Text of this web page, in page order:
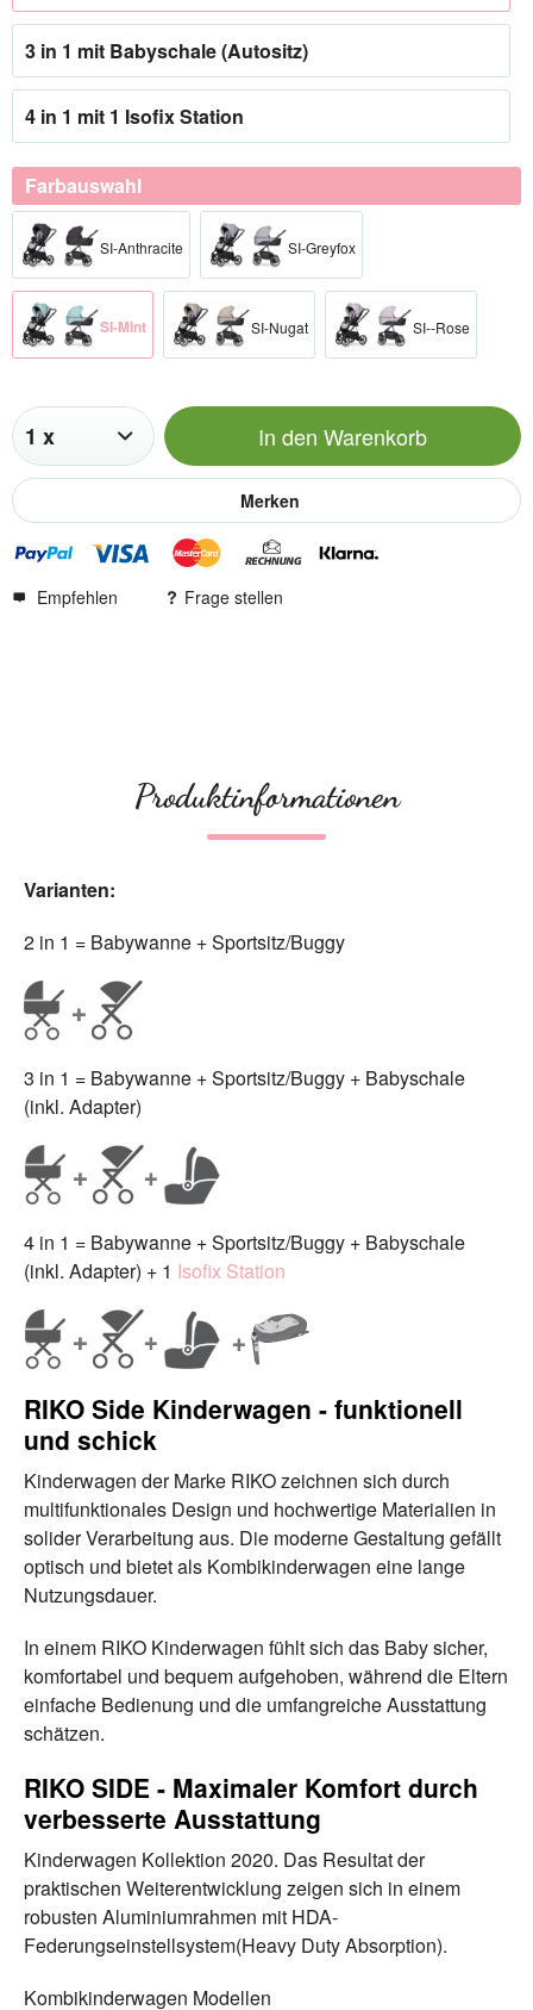
3 in 1 mit Babyschale (Autositz)
4 in 1 mit 1 Isofix Station
Farbauswahl
SI-Anthracite SI-Greyfox
SI-Mint SI-Nugat SI--Rose
In den Warenkorb
Merken
Empfehlen Frage stellen
Produktinformationen
Varianten:
2 in 1 = Babywanne + Sportsitz/Buggy
3 in 1 = Babywanne + Sportsitz/Buggy + Babyschale
(inkl. Adapter)
4 in 1 = Babywanne + Sportsitz/Buggy + Babyschale
(inkl. Adapter) + 1 Isofix Station
RIKO Side Kinderwagen - funktionell
und schick
Kinderwagen der Marke RIKO zeichnen sich durch
multifunktionales Design und hochwertige Materialien in
solider Verarbeitung aus. Die moderne Gestaltung gefällt
optisch und bietet als Kombikinderwagen eine lange
Nutzungsdauer.
In einem RIKO Kinderwagen fühlt sich das Baby sicher,
komfortabel und bequem aufgehoben, während die Eltern
einfache Bedienung und die umfangreiche Ausstattung
schätzen.
RIKO SIDE - Maximaler Komfort durch
verbesserte Ausstattung
Kinderwagen Kollektion 2020. Das Resultat der
praktischen Weiterentwicklung zeigen sich in einem
robusten Aluminiumrahmen mit HDA-
Federungseinstellsystem(Heavy Duty Absorption).
Kombikinderwagen Modellen